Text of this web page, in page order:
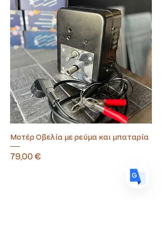
Μοτέρ Οβελία με ρεύμα και μπαταρία
Τιμή
79,00 €
Translate
USEnglish
FRFrench· Français
DEGerman· Deutsch
ES · Español